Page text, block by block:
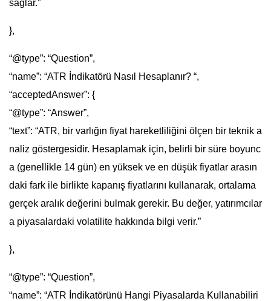
sağlar.”
},
“@type”: “Question”,
“name”: “ATR İndikatörü Nasıl Hesaplanır? “,
“acceptedAnswer”: {
“@type”: “Answer”,
“text”: “ATR, bir varlığın fiyat hareketliliğini ölçen bir teknik a
naliz göstergesidir. Hesaplamak için, belirli bir süre boyunc
a (genellikle 14 gün) en yüksek ve en düşük fiyatlar arasın
daki fark ile birlikte kapanış fiyatlarını kullanarak, ortalama
gerçek aralık değerini bulmak gerekir. Bu değer, yatırımcılar
a piyasalardaki volatilite hakkında bilgi verir.”
},
“@type”: “Question”,
“name”: “ATR İndikatörünü Hangi Piyasalarda Kullanabiliri